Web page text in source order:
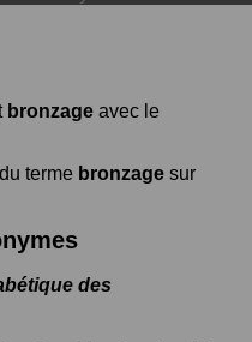
bronzage avec le
terme bronzage sur
des